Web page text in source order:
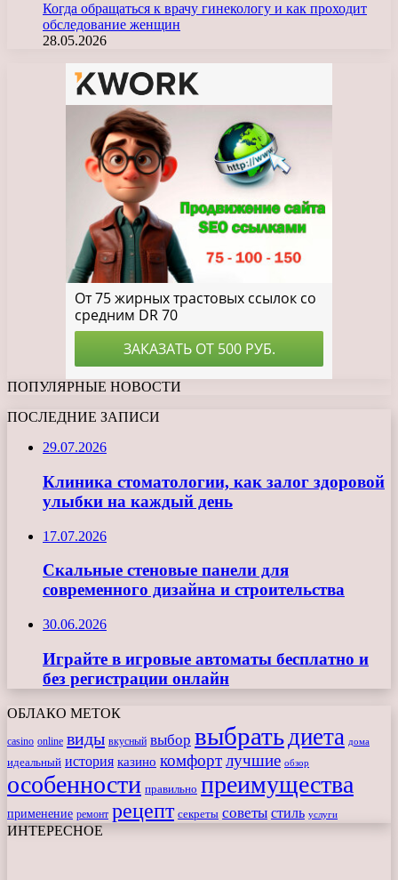
Когда обращаться к врачу гинекологу и как проходит
обследование женщин
28.05.2026
ПОПУЛЯРНЫЕ НОВОСТИ
ПОСЛЕДНИЕ ЗАПИСИ
29.07.2026
Клиника стоматологии, как залог здоровой
улыбки на каждый день
17.07.2026
Скальные стеновые панели для
современного дизайна и строительства
30.06.2026
Играйте в игровые автоматы бесплатно и
без регистрации онлайн
ОБЛАКО МЕТОК
casino online виды вкусный выбор выбрать диета дома
идеальный история казино комфортлучшие обзор
особенности правильно преимущества
применение ремонт рецепт секреты советы стиль услуги
ИНТЕРЕСНОЕ